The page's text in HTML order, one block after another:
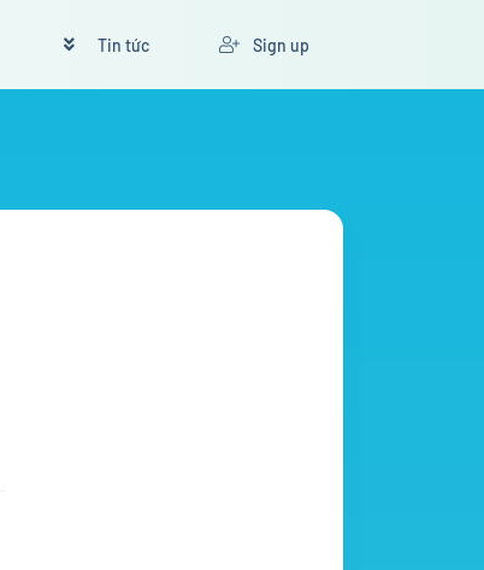
Tin tức Sign up